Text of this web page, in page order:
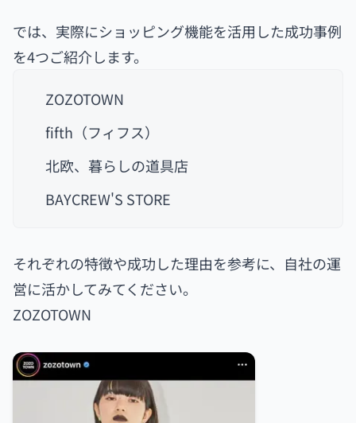
では、実際にショッピング機能を活用した成功事例
を4つご紹介します。
ZOZOTOWN
fifth（フィフス）
北欧、暮らしの道具店
BAYCREW'S STORE
それぞれの特徴や成功した理由を参考に、自社の運
営に活かしてみてください。
ZOZOTOWN